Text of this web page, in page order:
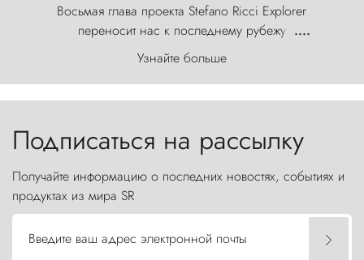
Восьмая глава проекта Stefano Ricci Explorer
переносит нас к последнему рубежу
первозданного мира, где ветер с
первобытной яростью ваяет ландшафт, а пики
Торрес-дель-Пайне, словно каменные стражи,
....
Узнайте больше
Подписаться на рассылку
Получайте информацию о последних новостях, событиях и
продуктах из мира SR
Введите ваш адрес электронной почты